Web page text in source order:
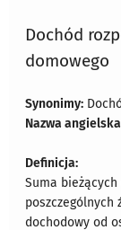
Dochód
domowego
Synonimy:
Nazwa
Definicja:
Suma
poszczególnych
dochodowy od